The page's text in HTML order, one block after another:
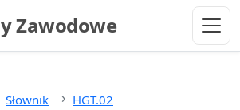
Zawodowe
Słownik
HGT.02